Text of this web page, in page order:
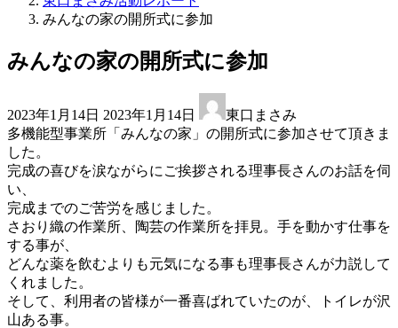
みんなの家の開所式に参加
みんなの家の開所式に参加
2023年1月14日 終
更
日
:
2023年1月14日
東口まさみ
多機能型事業所「みんなの家」の開所式に参加させて頂きま
した。
完成の喜びを涙ながらにご挨拶される理事長さんのお話を伺
い、
完成までのご苦労を感じました。
さおり織の作業所、陶芸の作業所を拝見。手を動かす仕事を
する事が、
どんな薬を飲むよりも元気になる事も理事長さんが力説して
くれました。
そして、利用者の皆様が一番喜ばれていたのが、トイレが沢
山ある事。